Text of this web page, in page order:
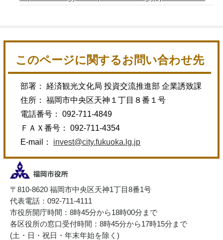
このページに関するお問い合わせ先
部署： 経済観光文化局 投資交流推進部 企業誘致課
住所： 福岡市中央区天神１丁目８番１号
電話番号： 092-711-4849
ＦＡＸ番号： 092-711-4354
E-mail： invest@city.fukuoka.lg.jp
〒810-8620 福岡市中央区天神1丁目8番1号
代表電話：092-711-4111
市役所開庁時間：8時45分から18時00分まで
各区役所の窓口受付時間：8時45分から17時15分まで
(土・日・祝日・年末年始を除く)